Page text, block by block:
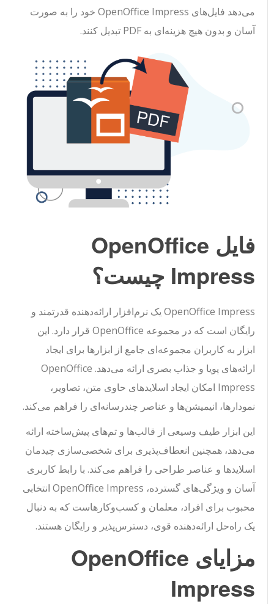
می‌دهد فایل‌های OpenOffice Impress خود را به صورت
آسان و بدون هیچ هزینه‌ای به PDF تبدیل کنند.
فایل OpenOffice
Impress چیست؟
OpenOffice Impress یک نرم‌افزار ارائه‌دهنده قدرتمند و
رایگان است که در مجموعه OpenOffice قرار دارد. این
ابزار به کاربران مجموعه‌ای جامع از ابزارها برای ایجاد
ارائه‌های پویا و جذاب بصری ارائه می‌دهد. OpenOffice
Impress امکان ایجاد اسلایدهای حاوی متن، تصاویر،
نمودارها، انیمیشن‌ها و عناصر چندرسانه‌ای را فراهم می‌کند.
این ابزار طیف وسیعی از قالب‌ها و تم‌های پیش‌ساخته ارائه
می‌دهد، همچنین انعطاف‌پذیری برای شخصی‌سازی چیدمان
اسلایدها و عناصر طراحی را فراهم می‌کند. با رابط کاربری
آسان و ویژگی‌های گسترده، OpenOffice Impress انتخابی
محبوب برای افراد، معلمان و کسب‌وکارهاست که به دنبال
یک راه‌حل ارائه‌دهنده قوی، دسترس‌پذیر و رایگان هستند.
مزایای OpenOffice
Impress